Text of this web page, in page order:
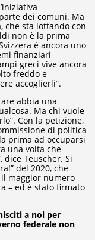
dei comuni. Ma
che sta lottando con
non è la prima
è ancora uno
finanziari
greci vive ancora
freddo e
accoglierli”.
abbia una
Ma chi vuole
Con la petizione,
di politica
prima ad occuparsi
una volta che
dice Teuscher. Si
del 2020, che
maggior numero
– ed è stato firmato
a noi per
federale non